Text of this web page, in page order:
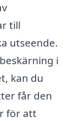
till
utseende.
i
kan du
får den
för att